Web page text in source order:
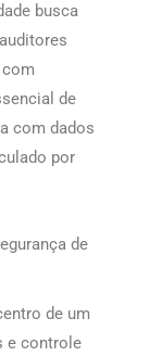
busca
de
com dados
por
de
de um
e controle